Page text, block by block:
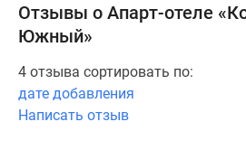
Отзывы о Апарт-отеле
Южный»
4 отзыва сортировать по:
дате добавления
Написать отзыв